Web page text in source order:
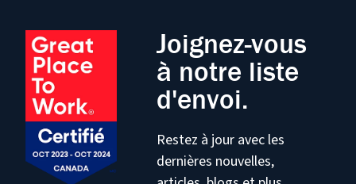
Joignez-vous
à notre liste
d'envoi.
Restez à jour avec les
dernières nouvelles,